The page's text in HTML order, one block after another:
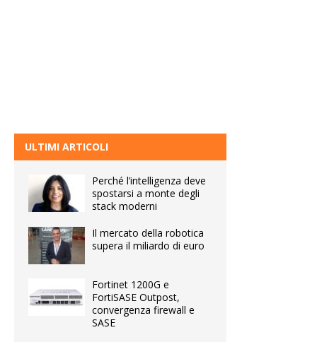
ULTIMI ARTICOLI
Perché l’intelligenza deve
spostarsi a monte degli
stack moderni
Il mercato della robotica
supera il miliardo di euro
Fortinet 1200G e
FortiSASE Outpost,
convergenza firewall e
SASE